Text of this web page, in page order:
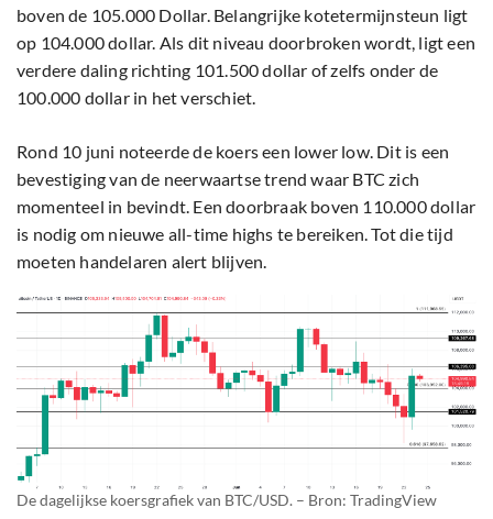
boven de 105.000 Dollar. Belangrijke kotetermijnsteun ligt
op 104.000 dollar. Als dit niveau doorbroken wordt, ligt een
verdere daling richting 101.500 dollar of zelfs onder de
100.000 dollar in het verschiet.
Rond 10 juni noteerde de koers een lower low. Dit is een
bevestiging van de neerwaartse trend waar BTC zich
momenteel in bevindt. Een doorbraak boven 110.000 dollar
is nodig om nieuwe all-time highs te bereiken. Tot die tijd
moeten handelaren alert blijven.
De dagelijkse koersgrafiek van BTC/USD. – Bron: TradingView